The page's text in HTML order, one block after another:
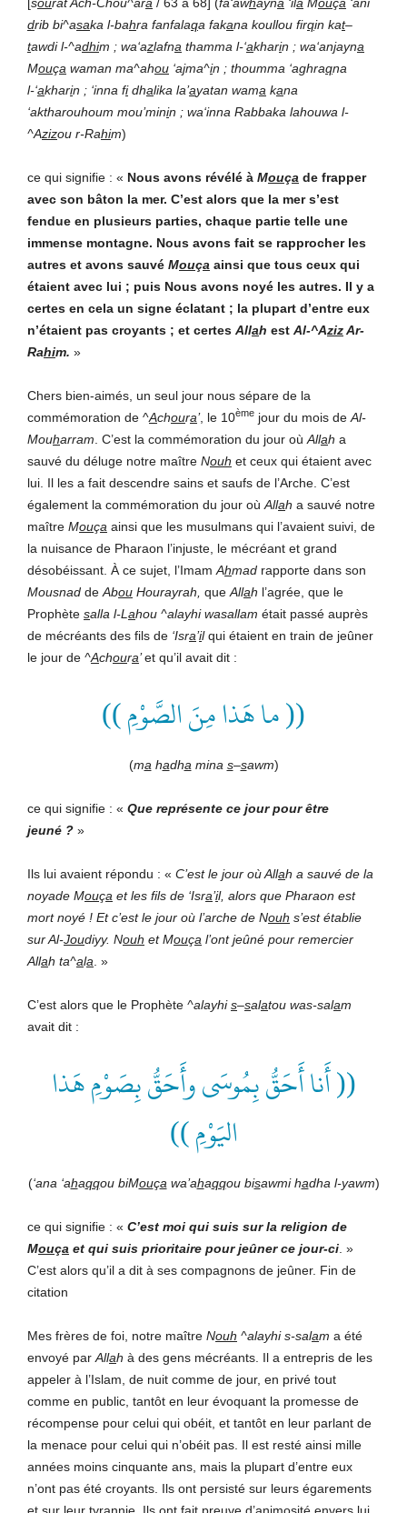
drib bi^asaka l-bahra fanfalaqa fakana koullou firqin kat–
tawdi l-^adhim ; wa‘azlafna thamma l-‘akharin ; wa‘anjayna
Mouça waman ma^ahou ‘ajma^in ; thoumma ‘aghraqna
l-‘akharin ; ‘inna fidhalika la’ayatan wama kana
‘aktharouhoum mou’minin ; wa‘inna Rabbaka lahouwa l-
^Azizou r-Rahim)
ce qui signifie : « Nous avons révélé à Mouça de frapper
avec son bâton la mer. C’est alors que la mer s’est
fendue en plusieurs parties, chaque partie telle une
immense montagne. Nous avons fait se rapprocher les
autres et avons sauvé Mouça ainsi que tous ceux qui
étaient avec lui ; puis Nous avons noyé les autres. Il y a
certes en cela un signe éclatant ; la plupart d’entre eux
n’étaient pas croyants ; et certes Allah est Al-^AzizAr-
Rahim. »
Chers bien-aimés, un seul jour nous sépare de la
commémoration de ^Achoura’, le 10ème jour du mois de Al-
Mouharram . C’est la commémoration du jour où Allah a
sauvé du déluge notre maître Nouh et ceux qui étaient avec
lui. Il les a fait descendre sains et saufs de l’Arche. C’est
également la commémoration du jour où Allah a sauvé notre
maître Mouça ainsi que les musulmans qui l’avaient suivi, de
la nuisance de Pharaon l’injuste, le mécréant et grand
désobéissant. À ce sujet, l’Imam Ahmad rapporte dans son
Mousnad de Abou Hourayrah, que Allah l’agrée, que le
Prophète salla l-L ahou ^alayhi wasallam était passé auprès
de mécréants des fils de ‘Isra’ilqui étaient en train de jeûner
le jour de ^Achoura’et qu’il avait dit :
(( ما هَذا مِنَ الصَّوْمِ ))
(ma hadha mina s–sawm)
ce qui signifie : « Que représente ce jour pour être
jeuné ? »
Ils lui avaient répondu : « C’est le jour où Allah a sauvé de la
noyade Mouça et les fils de ‘Isra’il, alors que Pharaon est
mort noyé ! Et c’est le jour où l’arche de Nouh s’est établie
sur Al-Joudiyy. Nouh et Mouça l’ont jeûné pour remercier
Allah ta^ala »
C’est alors que le Prophète ^alayhis–salatou was-salam
avait dit :
(( أَنا أَحَقُّ بِمُوسَى وأَحَقُّ بِصَوْمِ هَذا
اليَوْمِ ))
(‘ana ‘ahaqqou biMouça wa’ahaqqou bisawmi hadha l-yawm)
ce qui signifie : « C’est moi qui suis sur la religion de
Mouça et qui suis prioritaire pour jeûner ce jour-ci . »
C’est alors qu’il a dit à ses compagnons de jeûner. Fin de
citation
Mes frères de foi, notre maître Nouh ^alayhi s-salam a été
envoyé par Allah à des gens mécréants. Il a entrepris de les
appeler à l’Islam, de nuit comme de jour, en privé tout
comme en public, tantôt en leur évoquant la promesse de
récompense pour celui qui obéit, et tantôt en leur parlant de
la menace pour celui qui n’obéit pas. Il est resté ainsi mille
années moins cinquante ans, mais la plupart d’entre eux
n’ont pas été croyants. Ils ont persisté sur leurs égarements
et sur leur tyrannie. Ils ont fait preuve d’animosité envers lui.